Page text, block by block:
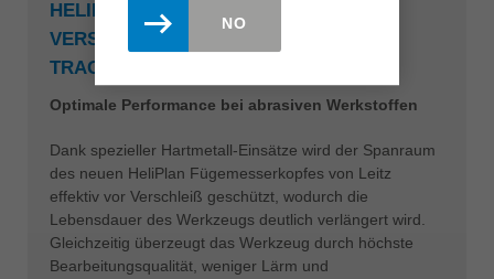
HELIPLAN FÜGEMESSERKOPF MIT
VERSCHLEISSGESCHÜTZTEM T
RAGKÖRPER
Optimale Performance bei abrasiven Werkstoffen
Dank spezieller Hartmetall-Einsätze wird der Spanraum
des neuen HeliPlan Fügemesserkopfes von Leitz
effektiv vor Verschleiß geschützt, wodurch die
Lebensdauer des Werkzeugs deutlich verlängert wird.
Gleichzeitig überzeugt das Werkzeug durch höchste
Bearbeitungsqualität, weniger Lärm und
NO